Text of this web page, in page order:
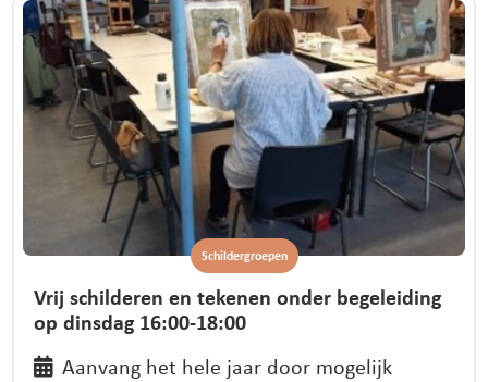
Schildergroepen
Vrij schilderen en tekenen onder begeleiding
op dinsdag 16:00-18:00
Aanvang het hele jaar door mogelijk